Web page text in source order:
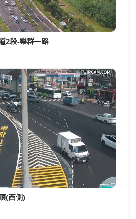
2段-樂群一路
(西側)